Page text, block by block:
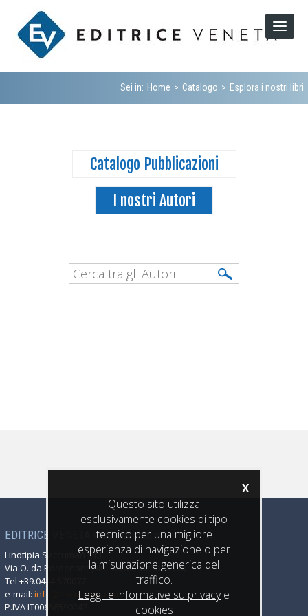
Sei in: Home > Catalogo > Esplora i nostri libri
Catalogo Pubblicazioni
I nostri Autori
EDITRICE VENETA è un marchio di
Linotipia Saccuman s.r.l.
Via O. da Pordenone, 40 - 36100 Vicenza (VI)
Tel +39.0444.570077
e-mail: info@saccuman.com
P.IVA IT00656590247
Questo sito utilizza
esclusivamente cookies di tipo
tecnico per una migliore
esperienza di navigazione o per
la misurazione generica del
traffico.
Leggi le informative su privacy e
cookies
X